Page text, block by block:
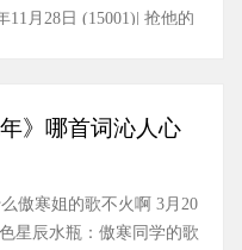
11月28日 (15001)| 抢他的
》哪首词沁人心
傲寒姐的歌不火啊 3月20
星辰水瓶：傲寒同学的歌